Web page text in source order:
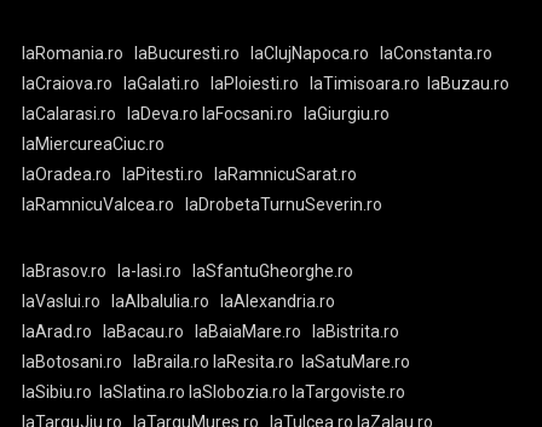
laRomania.ro laBucuresti.ro laClujNapoca.ro
laConstanta.ro
laCraiova.ro
laGalati.ro laPloiesti.ro laTimisoara.ro
laBuzau.ro
laCalarasi.ro
laDeva.ro laFocsani.ro
laGiurgiu.ro
laMiercureaCiuc.ro
laOradea.ro
laPitesti.ro
laRamnicuSarat.ro
laRamnicuValcea.ro
laDrobetaTurnuSeverin.ro
laBrasov.ro la-Iasi.ro
laSfantuGheorghe.ro
laVaslui.ro
laAlbaIulia.ro
laAlexandria.ro
laArad.ro
laBacau.ro laBaiaMare.ro
laBistrita.ro
laBotosani.ro
laBraila.ro laResita.ro
laSatuMare.ro
laSibiu.ro
laSlatina.ro laSlobozia.ro laTargoviste.ro
laTarguJiu.ro
laTarguMures.ro laTulcea.ro laZalau.ro